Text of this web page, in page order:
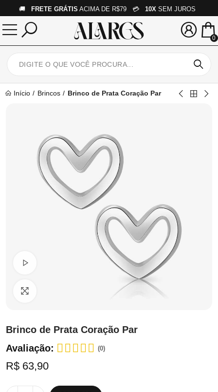
🚚 FRETE GRÁTIS ACIMA DE R$79 💳 10X SEM JUROS
0
Início Brincos Brinco de Prata Coração Par
Clique para ampliar
Brinco de Prata Coração Par
Avaliação:
(0)
R$ 63,90